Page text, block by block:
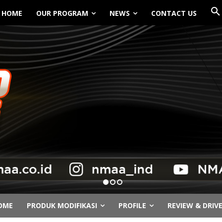
HOME OUR PROGRAM NEWS CONTACT US
PRODUK MODIFIKASI PROFILE REVIEW & DRIVE